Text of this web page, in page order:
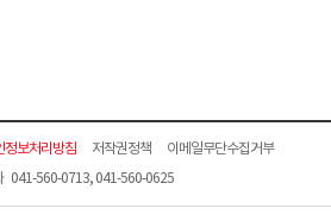
정보처리방침 저작권정책
이메일무단수집거부
041-560-0713, 041-560-0625